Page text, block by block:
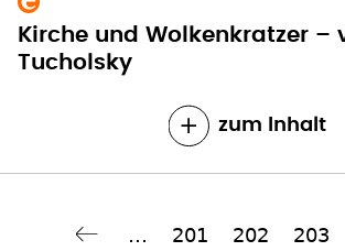
Kirche und Wolkenkratzer –
Tucholsky
zum Inhalt
… Seite
201 Seite
202 Seite
203